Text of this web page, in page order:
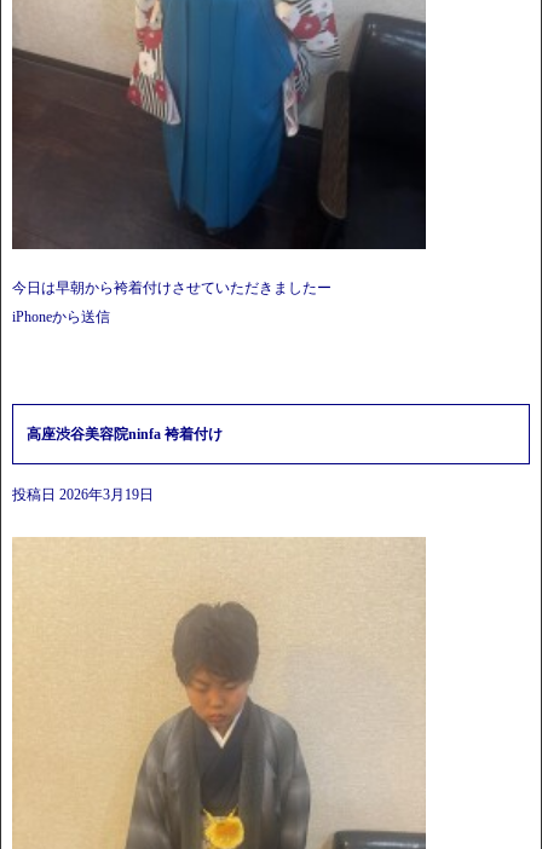
今日は早朝から袴着付けさせていただきましたー
iPhoneから送信
高座渋谷美容院ninfa 袴着付け
投稿日 2026年3月19日